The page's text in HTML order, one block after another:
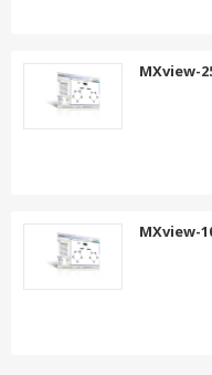
MXview-
MXview-